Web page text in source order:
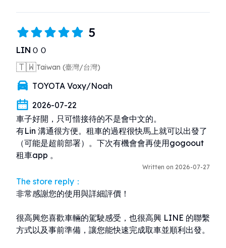
5
LINＯＯ
🇹🇼Taiwan (臺灣/台灣)
TOYOTA Voxy/Noah
2026-07-22
車子好開，只可惜接待的不是會中文的。
有Lin 溝通很方便。租車的過程很快馬上就可以出發了
（可能是超前部署）。下次有機會會再使用gogoout
租車app 。
Written on 2026-07-27
The store reply：
非常感謝您的使用與詳細評價！
很高興您喜歡車輛的駕駛感受，也很高興 LINE 的聯繫
方式以及事前準備，讓您能快速完成取車並順利出發。